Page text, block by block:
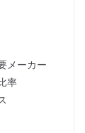
メーカー
率